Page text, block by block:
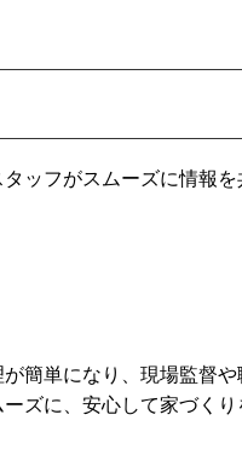
ッフがスムーズに情報
簡単になり、現場監督
ズに、安心して家づく